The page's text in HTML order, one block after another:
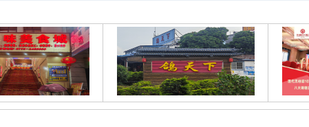
索